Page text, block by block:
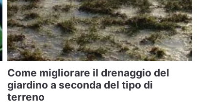
Come migliorare il drenaggio del
giardino a seconda del tipo di
terreno